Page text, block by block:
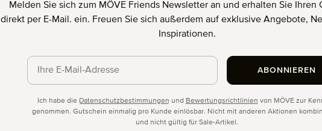
Melden Sie sich zum MÖVE Friends Newsletter an und erhalten Sie Ihren
direkt per E-Mail. ein. Freuen Sie sich außerdem auf exklusive Angebote,
Inspirationen.
Ich habe die Datenschutzbestimmungen und Bewertungsrichtlinien von MÖVE zur
genommen. Gutschein einmalig pro Kunde einlösbar. Nicht mit anderen Aktionen
und nicht gültig für Sale-Artikel.
ABONNIEREN